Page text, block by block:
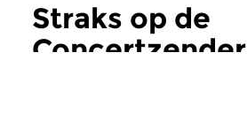
Straks op de
Concertzender